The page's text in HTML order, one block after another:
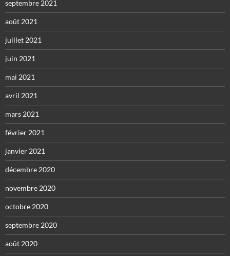
septembre 2021
août 2021
juillet 2021
juin 2021
mai 2021
avril 2021
mars 2021
février 2021
janvier 2021
décembre 2020
novembre 2020
octobre 2020
septembre 2020
août 2020